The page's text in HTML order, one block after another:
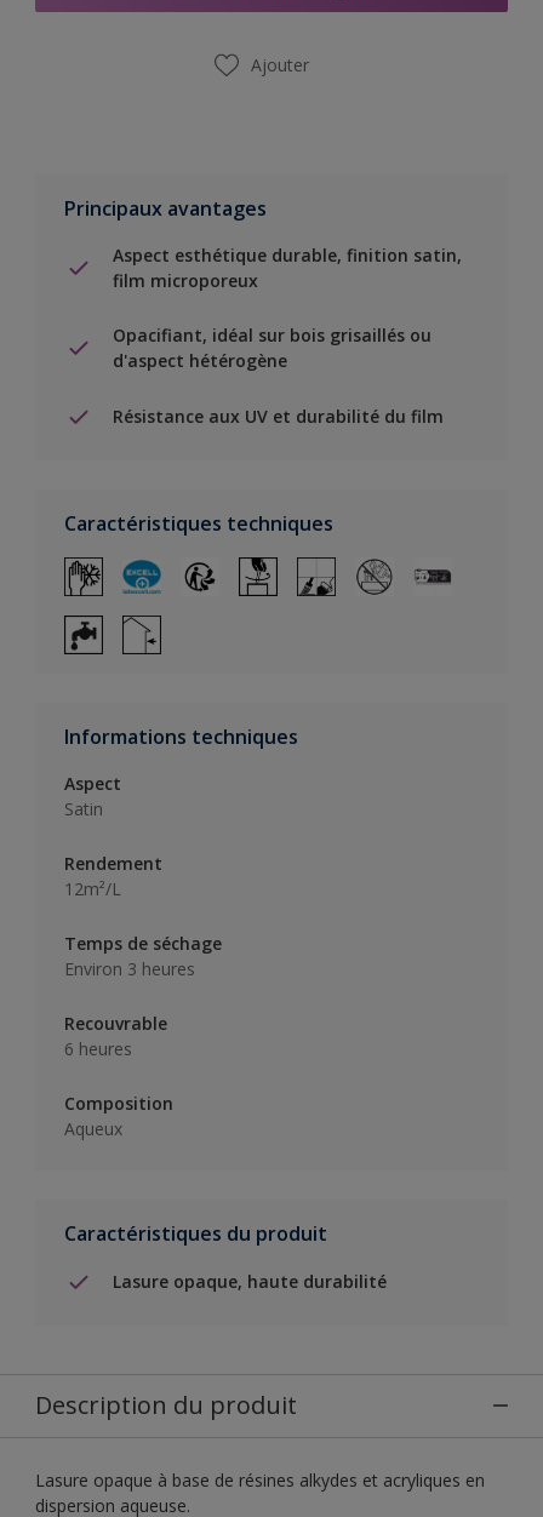
Ajouter
Principaux avantages
Aspect esthétique durable, finition satin,
film microporeux
Opacifiant, idéal sur bois grisaillés ou
d'aspect hétérogène
Résistance aux UV et durabilité du film
Caractéristiques techniques
Informations techniques
Aspect
Satin
Rendement
12m²/L
Temps de séchage
Environ 3 heures
Recouvrable
6 heures
Composition
Aqueux
Caractéristiques du produit
Lasure opaque, haute durabilité
Description du produit
Lasure opaque à base de résines alkydes et acryliques en
dispersion aqueuse.